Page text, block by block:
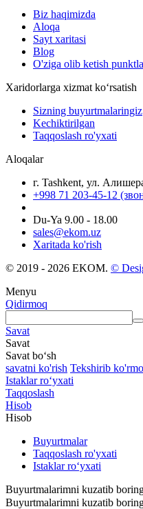
Biz haqimizda
Aloqa
Sayt xaritasi
Blog
O'ziga olib ketish
Xaridorlarga xizmat ko‘rsatish
Sizning buyurtmalaringiz
Kechiktirilgan
Taqqoslash ro'yxati
Aloqalar
г. Tashkent, ул.
+998 71 203-45-12
Du-Ya 9.00 - 18.00
sales@ekom.uz
Xaritada ko'rish
© 2019 - 2026 EKOM. ©
Menyu
Qidirmoq
Savat
Savat
Savat bo‘sh
savatni ko'rish Tekshirib
Istaklar roʻyxati
Taqqoslash
Hisob
Hisob
Buyurtmalar
Taqqoslash ro'yxati
Istaklar roʻyxati
Buyurtmalarimni kuzatib
Buyurtmalarimni kuzatib